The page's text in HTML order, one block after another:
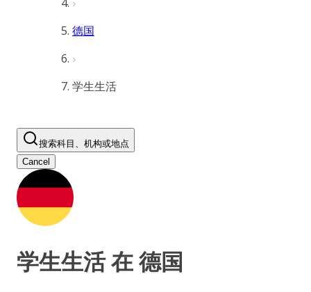
德国
学生生活
搜索科目、机构或地点
Cancel
学生生活 在德国